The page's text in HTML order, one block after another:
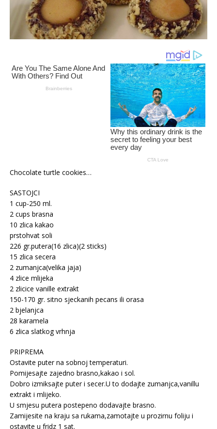
Chocolate turtle cookies…
SASTOJCI
1 cup-250 ml.
2 cups brasna
10 zlica kakao
prstohvat soli
226 gr.putera(16 zlica)(2 sticks)
15 zlica secera
2 zumanjca(velika jaja)
4 zlice mlijeka
2 zlicice vanille extrakt
150-170 gr. sitno sjeckanih pecans ili orasa
2 bjelanjca
28 karamela
6 zlica slatkog vrhnja
PRIPREMA
Ostavite puter na sobnoj temperaturi.
Pomijesajte zajedno brasno,kakao i sol.
Dobro izmiksajte puter i secer.U to dodajte zumanjca,vanillu
extrakt i mlijeko.
U smjesu putera postepeno dodavajte brasno.
Zamijesite na kraju sa rukama,zamotajte u prozirnu foliju i
ostavite u fridz 1 sat.